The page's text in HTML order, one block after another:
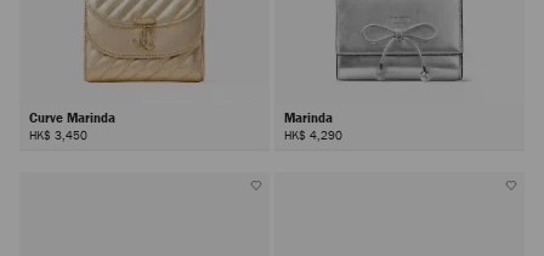
Curve Marinda
HK$ 3,450
Marinda
HK$ 4,290